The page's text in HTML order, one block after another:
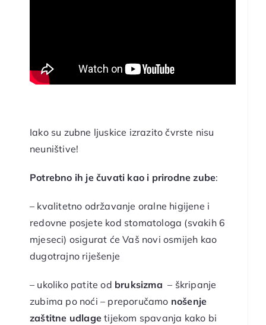
Iako su zubne ljuskice izrazito čvrste nisu
neuništive!
Potrebno ih je čuvati kao i prirodne zube:
– kvalitetno održavanje oralne higijene i
redovne posjete kod stomatologa (svakih 6
mjeseci) osigurat će Vaš novi osmijeh kao
dugotrajno riješenje
– ukoliko patite od bruksizma – škripanje
zubima po noći – preporučamo nošenje
zaštitne udlagetijekom spavanja kako bi